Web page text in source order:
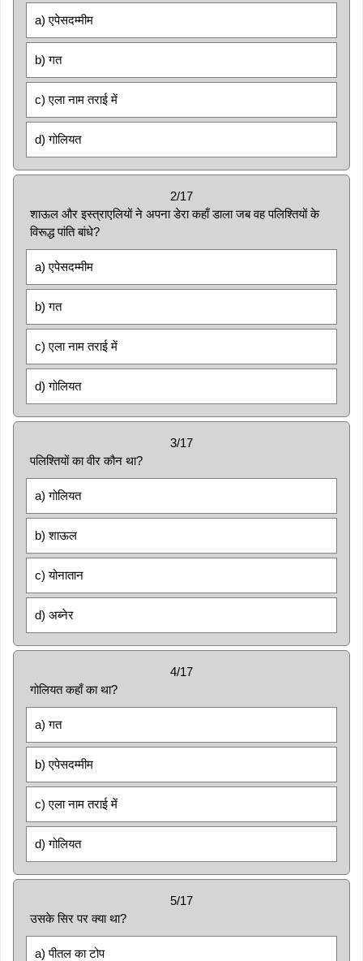
a) एपेसदम्मीम
b) गत
c) एला नाम तराई में
d) गोलियत
2/17
शाऊल और इस्त्राएलियों ने अपना डेरा कहाँ डाला जब वह पलिश्तियों के
विरूद्ध पांति बांधे?
a) एपेसदम्मीम
b) गत
c) एला नाम तराई में
d) गोलियत
3/17
पलिश्तियों का वीर कौन था?
a) गोलियत
b) शाऊल
c) योनातान
d) अब्नेर
4/17
गोलियत कहाँ का था?
a) गत
b) एपेसदम्मीम
c) एला नाम तराई में
d) गोलियत
5/17
उसके सिर पर क्या था?
a) पीतल का टोप